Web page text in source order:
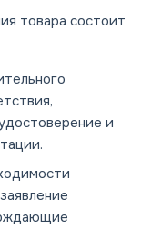
товара состоит
и